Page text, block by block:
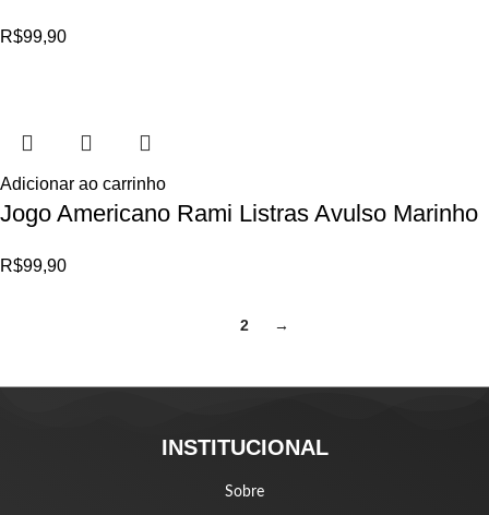
R$99,90
Adicionar ao carrinho
Jogo Americano Rami Listras Avulso Marinho
R$99,90
2 →
INSTITUCIONAL
Sobre